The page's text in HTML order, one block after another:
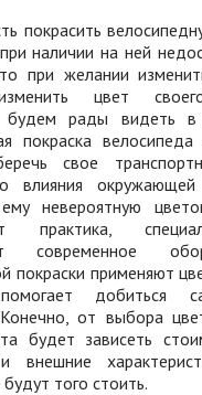
покрасить
наличии на ней
при желании
цвет
будем рады видеть в
покраска
свое
влияния
невероятную
практика,
современное
покраски применяют
добиться
от выбора
будет зависеть
внешние
того стоить.